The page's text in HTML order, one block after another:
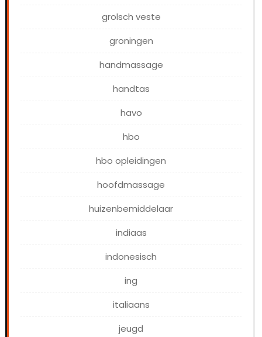
grolsch veste
groningen
handmassage
handtas
havo
hbo
hbo opleidingen
hoofdmassage
huizenbemiddelaar
indiaas
indonesisch
ing
italiaans
jeugd